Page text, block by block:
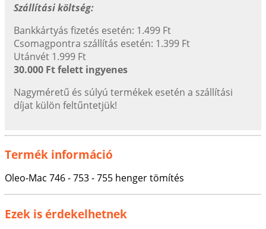
Szállítási költség:
Bankkártyás fizetés esetén: 1.499 Ft
Csomagpontra szállítás esetén: 1.399 Ft
Utánvét 1.999 Ft
30.000 Ft felett ingyenes
Nagyméretű és súlyú termékek esetén a szállítási
díjat külön feltűntetjük!
Termék információ
Oleo-Mac 746 - 753 - 755 henger tömítés
Ezek is érdekelhetnek